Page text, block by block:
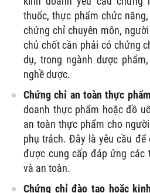
thuốc, thực phẩm chức
chứng chỉ chuyên môn,
chủ chốt cần phải có chứng
dụ, trong ngành dược
nghề dược.
Chứng chỉ an toàn thực phẩm
doanh thực phẩm hoặc đồ
an toàn thực phẩm cho
phụ trách. Đây là yêu cầu
được cung cấp đáp ứng các
và an toàn.
Chứng chỉ đào tạo hoặc